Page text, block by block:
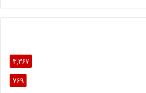
۳,۳۶۷
۷۶۹